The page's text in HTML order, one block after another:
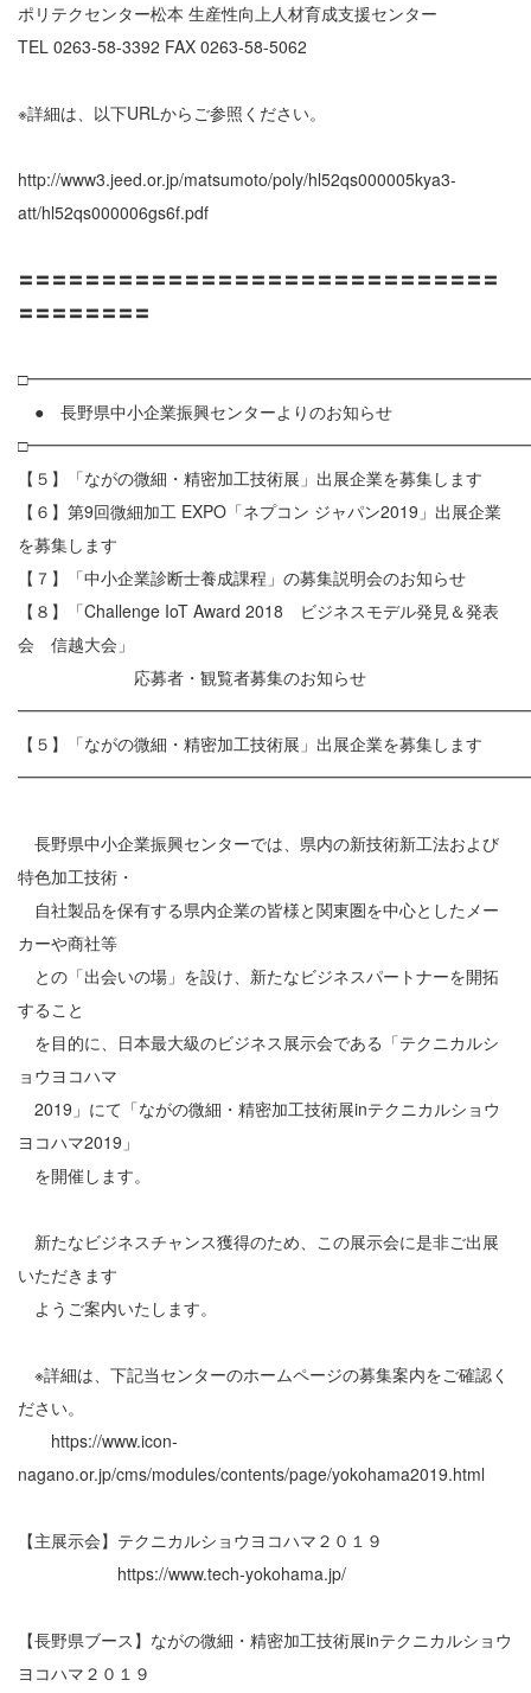
ポリテクセンター松本 生産性向上人材育成支援センター
TEL 0263-58-3392 FAX 0263-58-5062
※詳細は、以下URLからご参照ください。
http://www3.jeed.or.jp/matsumoto/poly/hl52qs000005kya3-
att/hl52qs000006gs6f.pdf
〓〓〓〓〓〓〓〓〓〓〓〓〓〓〓〓〓〓〓〓〓〓〓〓〓〓〓〓〓
〓〓〓〓〓〓〓〓
● 長野県中小企業振興センターよりのお知らせ
【５】「ながの微細・精密加工技術展」出展企業を募集します
【６】第9回微細加工 EXPO「ネプコン ジャパン2019」出展企業
を募集します
【７】「中小企業診断士養成課程」の募集説明会のお知らせ
【８】「Challenge IoT Award 2018 ビジネスモデル発見＆発表
会 信越大会」
応募者・観覧者募集のお知らせ
【５】「ながの微細・精密加工技術展」出展企業を募集します
長野県中小企業振興センターでは、県内の新技術新工法および
特色加工技術・
自社製品を保有する県内企業の皆様と関東圏を中心としたメー
カーや商社等
との「出会いの場」を設け、新たなビジネスパートナーを開拓
すること
を目的に、日本最大級のビジネス展示会である「テクニカルシ
ョウヨコハマ
2019」にて「ながの微細・精密加工技術展inテクニカルショウ
ヨコハマ2019」
を開催します。
新たなビジネスチャンス獲得のため、この展示会に是非ご出展
いただきます
ようご案内いたします。
※詳細は、下記当センターのホームページの募集案内をご確認く
ださい。
https://www.icon-
nagano.or.jp/cms/modules/contents/page/yokohama2019.html
【主展示会】テクニカルショウヨコハマ２０１９
https://www.tech-yokohama.jp/
【長野県ブース】ながの微細・精密加工技術展inテクニカルショウ
ヨコハマ２０１９